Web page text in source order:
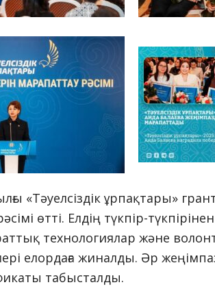
«Тәуелсіздік ұрпақтары»
өтті. Елдің түкпір-
технологиялар және
елордаға жиналды. Әр
табысталды.